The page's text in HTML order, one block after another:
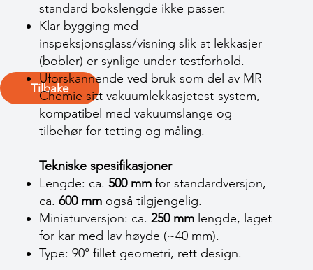
Tilbake
standard bokslengde ikke passer.
Klar bygging med
inspeksjonsglass/visning slik at lekkasjer
(bobler) er synlige under testforhold.
Uforskannende ved bruk som del av MR
Chemie sitt vakuumlekkasjetest-system,
kompatibel med vakuum­slange og
tilbehør for tetting og måling.
Tekniske spesifikasjoner
Lengde: ca. 500 mm for standardversjon,
ca. 600 mm også tilgjengelig.
Miniaturversjon: ca. 250 mm lengde, laget
for kar med lav høyde (~40 mm).
Type: 90° fillet geometri, rett design.